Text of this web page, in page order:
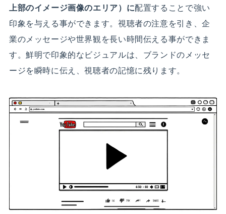
上部のイメージ画像のエリア）に配置することで強い
印象を与える事ができます。視聴者の注意を引き、企
業のメッセージや世界観を長い時間伝える事ができま
す。鮮明で印象的なビジュアルは、ブランドのメッセ
ージを瞬時に伝え、視聴者の記憶に残ります。